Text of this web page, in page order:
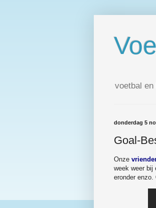
voetbal en
donderdag 5
Goal-
Onze
week weer bij
eronder enzo.